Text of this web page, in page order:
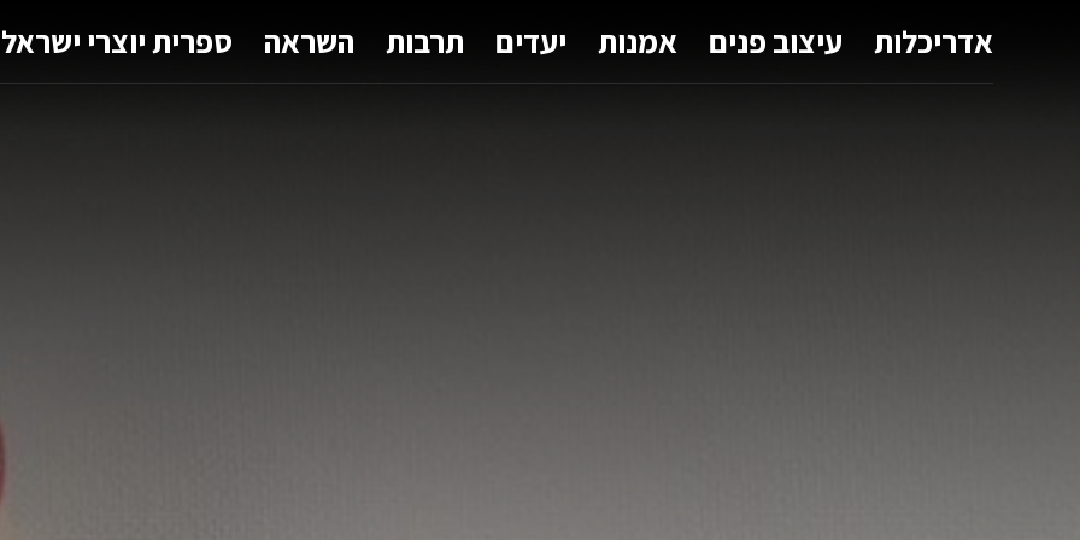
אדריכלות עיצוב פנים אמנות יעדים תרבות השראה ספרית יוצרי ישראל